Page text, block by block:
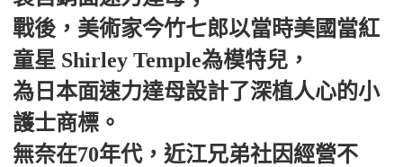
戰後，美術家今竹七郎以當時美國當紅
童星 Shirley Temple為模特兒，
為日本面速力達母設計了深植人心的小
護士商標。
無奈在70年代，近江兄弟社因經營不